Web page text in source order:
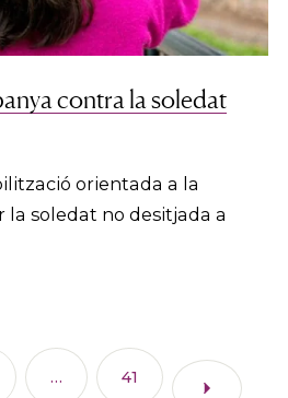
contra la soledat
orientada a la
soledat no desitjada a
… 41